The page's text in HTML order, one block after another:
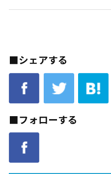
■シェアする
■フォローする